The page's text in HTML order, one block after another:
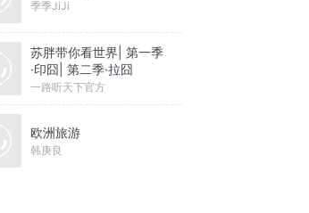
季季JiJi
苏胖带你看世界| 第一季
·印囧| 第二季·拉囧
一路听天下官方
欧洲旅游
韩庚良